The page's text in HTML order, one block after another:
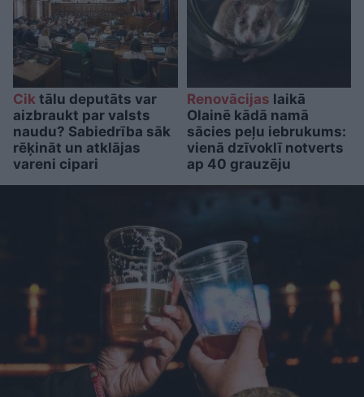
Cik tālu deputāts var
aizbraukt par valsts
naudu? Sabiedrība sāk
rēķināt un atklājas
vareni cipari
Renovācijas laikā
Olainē kādā namā
sācies peļu iebrukums:
vienā dzīvoklī notverts
ap 40 grauzēju